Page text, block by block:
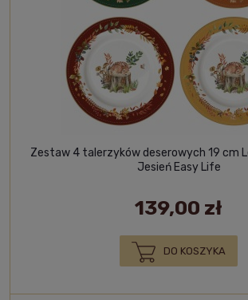
Zestaw 4 talerzyków deserowych 19 cm
Jesień Easy Life
139,00 zł
DO KOSZYKA